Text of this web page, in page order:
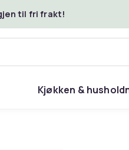
til fri frakt!
Kjøkken &